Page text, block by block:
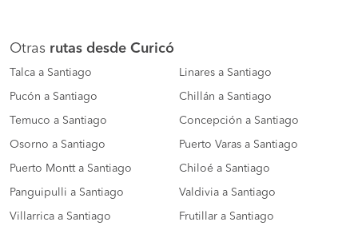
Otras rutas desde Curicó
Talca a Santiago Linares a Santiago
Pucón a Santiago Chillán a Santiago
Temuco a Santiago Concepción a Santiago
Osorno a Santiago Puerto Varas a Santiago
Puerto Montt a Santiago Chiloé a Santiago
Panguipulli a Santiago Valdivia a Santiago
Villarrica a Santiago Frutillar a Santiago